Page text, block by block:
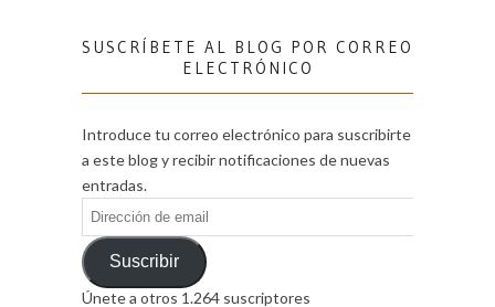
SUSCRÍBETE AL BLOG POR CORREO
ELECTRÓNICO
Introduce tu correo electrónico para suscribirte
a este blog y recibir notificaciones de nuevas
entradas.
Dirección
de
emailSuscribir
Únete a otros 1.264 suscriptores